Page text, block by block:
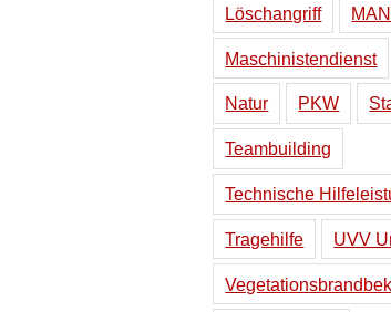
Löschangriff
Maschinistendienst
Natur PKW
Teambuilding
Technische
Tragehilfe UVV